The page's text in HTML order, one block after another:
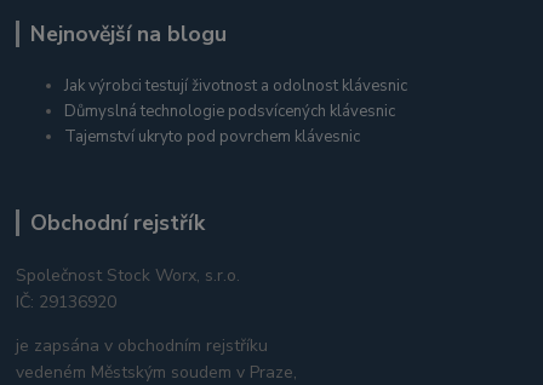
Nejnovější na blogu
Jak výrobci testují životnost a odolnost klávesnic
Důmyslná technologie podsvícených klávesnic
Tajemství ukryto pod povrchem klávesnic
Obchodní rejstřík
Společnost Stock Worx, s.r.o.
IČ: 29136920
je zapsána v obchodním rejstříku
vedeném Městským soudem v Praze,